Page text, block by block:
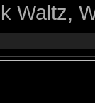
Waltz,